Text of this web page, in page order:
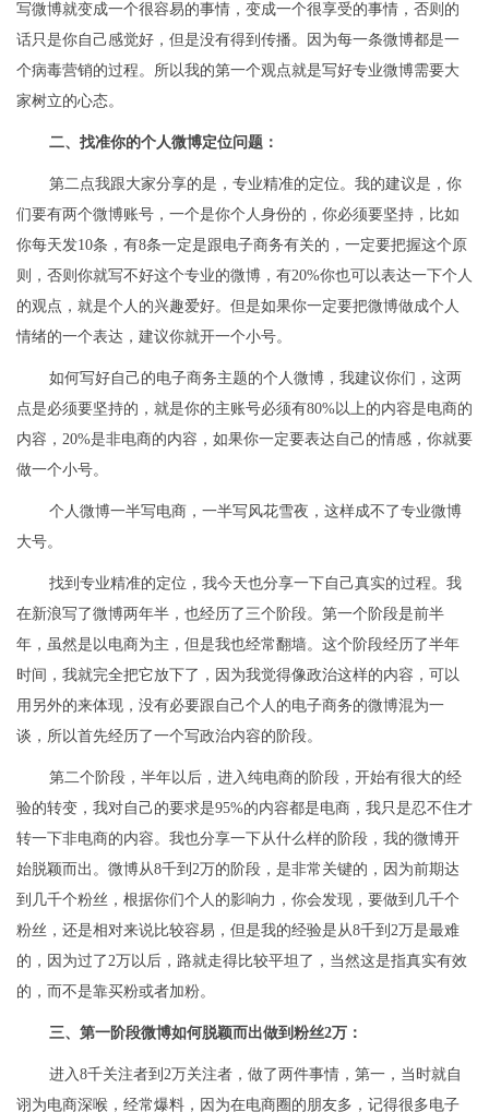
写微博就变成一个很容易的事情，变成一个很享受的事情，否则的
话只是你自己感觉好，但是没有得到传播。因为每一条微博都是一
个病毒营销的过程。所以我的第一个观点就是写好专业微博需要大
家树立的心态。
二、找准你的个人微博定位问题：
第二点我跟大家分享的是，专业精准的定位。我的建议是，你
们要有两个微博账号，一个是你个人身份的，你必须要坚持，比如
你每天发10条，有8条一定是跟电子商务有关的，一定要把握这个原
则，否则你就写不好这个专业的微博，有20%你也可以表达一下个人
的观点，就是个人的兴趣爱好。但是如果你一定要把微博做成个人
情绪的一个表达，建议你就开一个小号。
如何写好自己的电子商务主题的个人微博，我建议你们，这两
点是必须要坚持的，就是你的主账号必须有80%以上的内容是电商的
内容，20%是非电商的内容，如果你一定要表达自己的情感，你就要
做一个小号。
个人微博一半写电商，一半写风花雪夜，这样成不了专业微博
大号。
找到专业精准的定位，我今天也分享一下自己真实的过程。我
在新浪写了微博两年半，也经历了三个阶段。第一个阶段是前半
年，虽然是以电商为主，但是我也经常翻墙。这个阶段经历了半年
时间，我就完全把它放下了，因为我觉得像政治这样的内容，可以
用另外的来体现，没有必要跟自己个人的电子商务的微博混为一
谈，所以首先经历了一个写政治内容的阶段。
第二个阶段，半年以后，进入纯电商的阶段，开始有很大的经
验的转变，我对自己的要求是95%的内容都是电商，我只是忍不住才
转一下非电商的内容。我也分享一下从什么样的阶段，我的微博开
始脱颖而出。微博从8千到2万的阶段，是非常关键的，因为前期达
到几千个粉丝，根据你们个人的影响力，你会发现，要做到几千个
粉丝，还是相对来说比较容易，但是我的经验是从8千到2万是最难
的，因为过了2万以后，路就走得比较平坦了，当然这是指真实有效
的，而不是靠买粉或者加粉。
三、第一阶段微博如何脱颖而出做到粉丝2万：
进入8千关注者到2万关注者，做了两件事情，第一，当时就自
诩为电商深喉，经常爆料，因为在电商圈的朋友多，记得很多电子